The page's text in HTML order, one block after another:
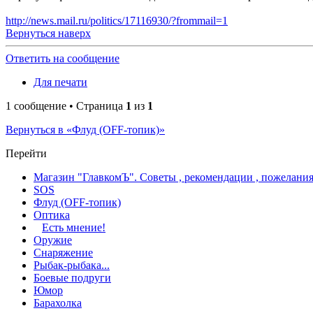
http://news.mail.ru/politics/17116930/?frommail=1
Вернуться наверх
Ответить на сообщение
Для печати
1 сообщение • Страница 1 из 1
Вернуться в «Флуд (OFF-топик)»
Перейти
Магазин "ГлавкомЪ". Советы , рекомендации ,
SOS
Флуд (OFF-топик)
Оптика
Есть мнение!
Оружие
Снаряжение
Рыбак-рыбака...
Боевые подруги
Юмор
Барахолка